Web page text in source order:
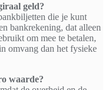
geld?
die je kunt
bankrekening, dat alleen
om mee te betalen,
omvang dan het fysieke
waarde?